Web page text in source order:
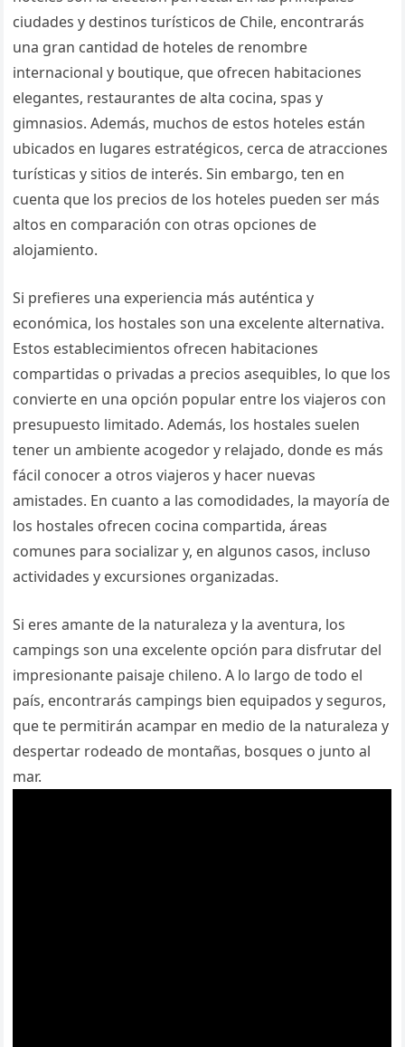
ciudades y destinos turísticos de Chile, encontrarás
una gran cantidad de hoteles de renombre
internacional y boutique, que ofrecen habitaciones
elegantes, restaurantes de alta cocina, spas y
gimnasios. Además, muchos de estos hoteles están
ubicados en lugares estratégicos, cerca de atracciones
turísticas y sitios de interés. Sin embargo, ten en
cuenta que los precios de los hoteles pueden ser más
altos en comparación con otras opciones de
alojamiento.
Si prefieres una experiencia más auténtica y
económica, los hostales son una excelente alternativa.
Estos establecimientos ofrecen habitaciones
compartidas o privadas a precios asequibles, lo que los
convierte en una opción popular entre los viajeros con
presupuesto limitado. Además, los hostales suelen
tener un ambiente acogedor y relajado, donde es más
fácil conocer a otros viajeros y hacer nuevas
amistades. En cuanto a las comodidades, la mayoría de
los hostales ofrecen cocina compartida, áreas
comunes para socializar y, en algunos casos, incluso
actividades y excursiones organizadas.
Si eres amante de la naturaleza y la aventura, los
campings son una excelente opción para disfrutar del
impresionante paisaje chileno. A lo largo de todo el
país, encontrarás campings bien equipados y seguros,
que te permitirán acampar en medio de la naturaleza y
despertar rodeado de montañas, bosques o junto al
mar.